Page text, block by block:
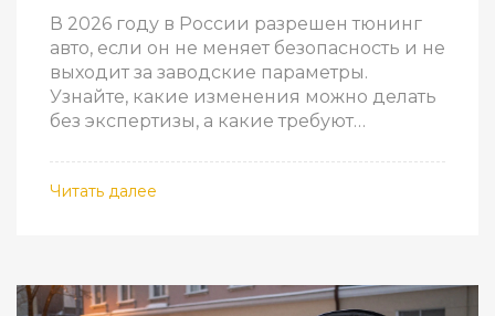
В 2026 году в России разрешен тюнинг
авто, если он не меняет безопасность и не
выходит за заводские параметры.
Узнайте, какие изменения можно делать
без экспертизы, а какие требуют
Читать далее